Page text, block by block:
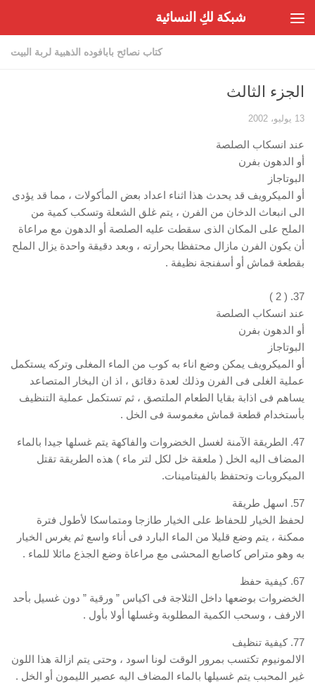
شبكة لكِ النسائية
كتاب نصائح بابافوده الذهبية لربة البيت
الجزء الثالث
13 يوليو، 2002
عند انسكاب الصلصة
أو الدهون بفرن
البوتاجاز
أو الميكرويف قد يحدث هذا اثناء اعداد بعض المأكولات ، مما قد يؤدى
الى انبعاث الدخان من الفرن ، يتم غلق الشعلة وتسكب كمية من
الملح على المكان الذى سقطت عليه الصلصة أو الدهون مع مراعاة
أن يكون الفرن مازال محتفظا بحرارته ، وبعد دقيقة واحدة يزال الملح
بقطعة قماش أو أسفنجة نظيفة .
37. ( 2 )
عند انسكاب الصلصة
أو الدهون بفرن
البوتاجاز
أو الميكرويف يمكن وضع اناء به كوب من الماء المغلى وتركه يستكمل
عملية الغلى فى الفرن وذلك لعدة دقائق ، اذ ان البخار المتصاعد
يساهم فى اذابة بقايا الطعام الملتصق ، ثم تستكمل عملية التنظيف
بأستخدام قطعة قماش مغموسة فى الخل .
47. الطريقة الآمنة لغسل الخضروات والفاكهة يتم غسلها جيدا بالماء
المضاف اليه الخل ( ملعقة خل لكل لتر ماء ) هذه الطريقة تقتل
الميكروبات وتحتفظ بالفيتامينات.
57. اسهل طريقة
لحفظ الخيار للحفاظ على الخيار طازجا ومتماسكا لأطول فترة
ممكنة ، يتم وضع قليلا من الماء البارد فى أناء واسع ثم يغرس الخيار
به وهو متراص كاصابع المحشى مع مراعاة وضع الجذع مائلا للماء .
67. كيفية حفظ
الخضروات بوضعها داخل الثلاجة فى اكياس ” ورقية ” دون غسيل بأحد
الارفف ، وسحب الكمية المطلوبة وغسلها أولا بأول .
77. كيفية تنظيف
الالمونيوم تكتسب بمرور الوقت لونا اسود ، وحتى يتم ازالة هذا اللون
غير المحبب يتم غسيلها بالماء المضاف اليه عصير الليمون أو الخل .